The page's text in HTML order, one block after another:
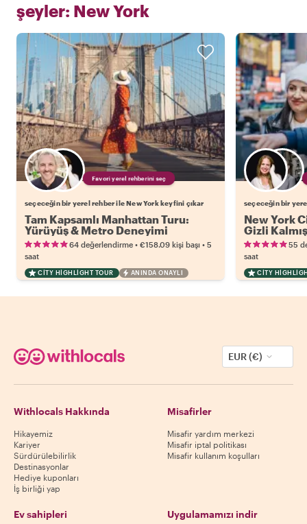
şeyler: New York
Favori yerel rehberini seç
seçeceğin bir yerel rehber ile New York keyfini çıkar
Tam Kapsamlı Manhattan Turu:
Yürüyüş & Metro Deneyimi
64 değerlendirme • €158.09 kişi başı • 5
saat
CITY HIGHLIGHT TOUR ANINDA ONAYLI
seçeceğin bir
New York
Gizli
Manhattan
55
saat
CITY
EUR (€)
Withlocals Hakkında
Hikayemiz
Kariyer
Sürdürülebilirlik
Destinasyonlar
Hediye kuponları
İş birliği yap
Misafirler
Misafir yardım merkezi
Misafir iptal politikası
Misafir kullanım koşulları
Ev sahipleri Uygulamamızı indir